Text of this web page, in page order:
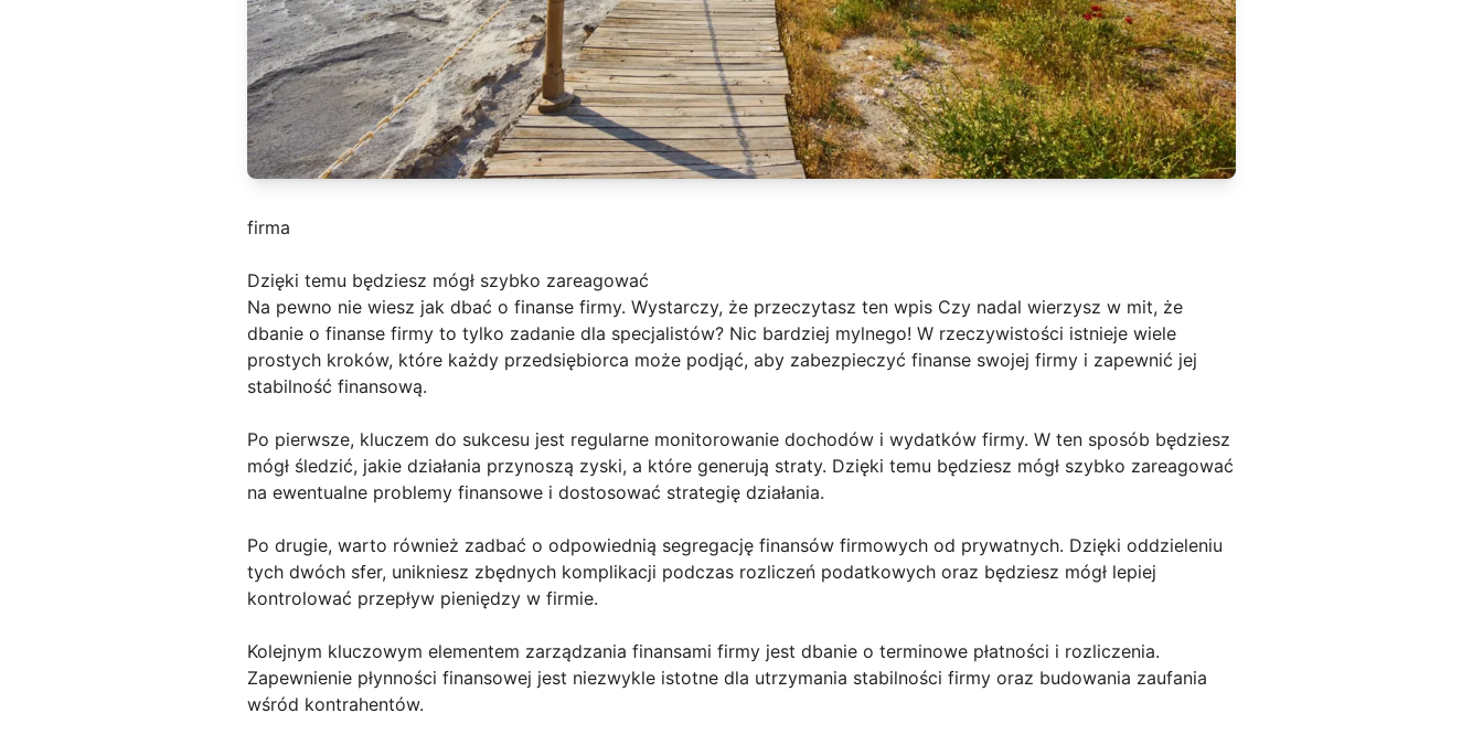
firma
Dzięki temu będziesz mógł szybko zareagować
Na pewno nie wiesz jak dbać o finanse firmy. Wystarczy, że przeczytasz ten wpis Czy nadal wierzysz w mit, że
dbanie o finanse firmy to tylko zadanie dla specjalistów? Nic bardziej mylnego! W rzeczywistości istnieje wiele
prostych kroków, które każdy przedsiębiorca może podjąć, aby zabezpieczyć finanse swojej firmy i zapewnić jej
stabilność finansową.
Po pierwsze, kluczem do sukcesu jest regularne monitorowanie dochodów i wydatków firmy. W ten sposób będziesz
mógł śledzić, jakie działania przynoszą zyski, a które generują straty. Dzięki temu będziesz mógł szybko zareagować
na ewentualne problemy finansowe i dostosować strategię działania.
Po drugie, warto również zadbać o odpowiednią segregację finansów firmowych od prywatnych. Dzięki oddzieleniu
tych dwóch sfer, unikniesz zbędnych komplikacji podczas rozliczeń podatkowych oraz będziesz mógł lepiej
kontrolować przepływ pieniędzy w firmie.
Kolejnym kluczowym elementem zarządzania finansami firmy jest dbanie o terminowe płatności i rozliczenia.
Zapewnienie płynności finansowej jest niezwykle istotne dla utrzymania stabilności firmy oraz budowania zaufania
wśród kontrahentów.